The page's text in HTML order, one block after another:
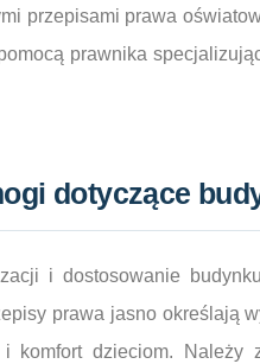
przepisami prawa
prawnika
dotyczące
i dostosowanie
prawa jasno określają
i komfort dzieciom. Należy